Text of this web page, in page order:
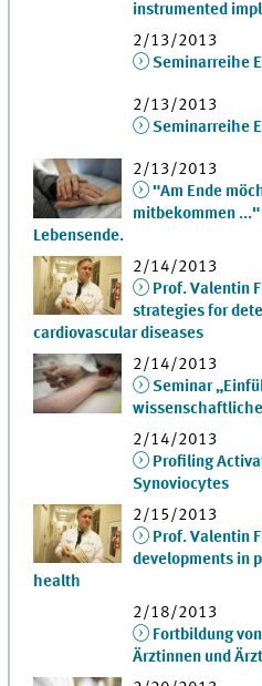
instrumented
2/13/2013
Seminarreihe
2/13/2013
Seminarreihe
2/13/2013
"Am Ende
mitbekommen ..."
Lebensende.
2/14/2013
Prof. Valentin
strategies for
cardiovascular diseases
2/14/2013
Seminar
2/14/2013
Profiling
Synoviocytes
2/15/2013
Prof. Valentin
developments in
health
2/18/2013
Fortbildung
Ärztinnen und